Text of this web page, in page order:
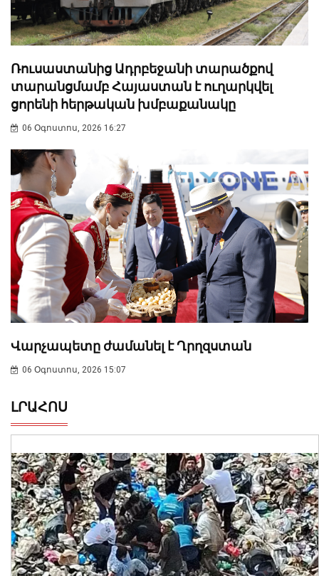
Ռուսաստանից Ադրբեջանի տարածքով
տարանցմամբ Հայաստան է ուղարկվել
ցորենի հերթական խմբաքանակը
06 Օգոստոս, 2026 16:27
Վարչապետը ժամանել է Ղրղզստան
06 Օգոստոս, 2026 15:07
ԼՐԱՀՈՍ